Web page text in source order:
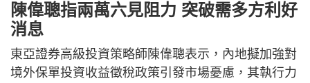
陳偉聰指兩萬六見阻力 突破需多方利好
消息
東亞證券高級投資策略師陳偉聰表示，內地擬加強對
境外保單投資收益徵稅政策引發市場憂慮，其執行力